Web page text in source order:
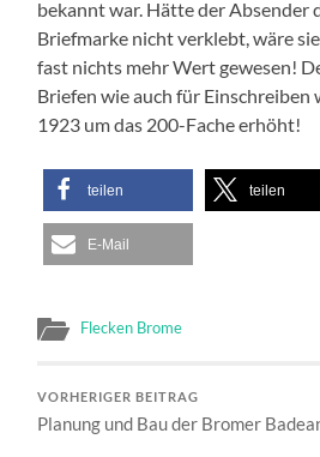
bekannt war. Hätte der Absender
Briefmarke nicht verklebt, wäre
fast nichts mehr Wert gewesen!
Briefen wie auch für Einschreiben
1923 um das 200-Fache erhöht!
teilen teilen
E-Mail
Flecken Brome
VORHERIGER BEITRAG
Planung und Bau der Bromer